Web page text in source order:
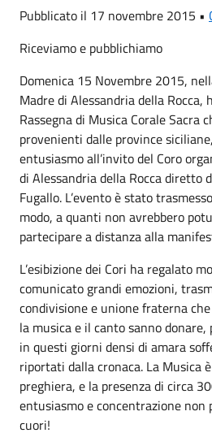
Pubblicato il 17 novembre 2015 •
Riceviamo e pubblichiamo
Domenica 15 Novembre 2015,
Madre di Alessandria della Rocca,
Rassegna di Musica Corale Sacra
provenienti dalle province
entusiasmo all’invito del Coro
di Alessandria della Rocca diretto
Fugallo. L’evento è stato
modo, a quanti non avrebbero
partecipare a distanza alla
L’esibizione dei Cori ha regalato
comunicato grandi emozioni,
condivisione e unione fraterna
la musica e il canto sanno
in questi giorni densi di amara
riportati dalla cronaca. La Musica
preghiera, e la presenza di circa
entusiasmo e concentrazione non
cuori!